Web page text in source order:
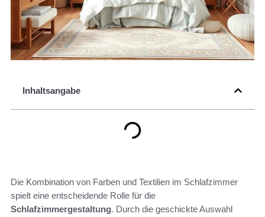
Inhaltsangabe
Die Kombination von Farben und Textilien im Schlafzimmer
spielt eine entscheidende Rolle für die
Schlafzimmergestaltung. Durch die geschickte Auswahl